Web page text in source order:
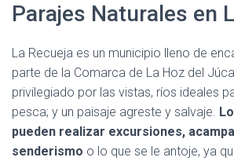
Parajes Naturales en
La Recueja es un municipio lleno de
parte de la Comarca de La Hoz del
privilegiado por las vistas, ríos ideales
pesca; y un paisaje agreste y salvaje.
pueden realizar excursiones,
senderismo o lo que se le antoje, ya